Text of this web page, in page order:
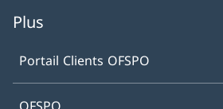
Plus
Portail Clients OFSPO